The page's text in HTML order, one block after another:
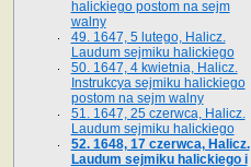
halickiego postom na sejm
walny
49. 1647, 5 lutego, Halicz.
Laudum sejmiku halickiego
50. 1647, 4 kwietnia, Halicz.
Instrukcya sejmiku halickiego
postom na sejm walny
51. 1647, 25 czerwca, Halicz.
Laudum sejmiku halickiego
52. 1648, 17 czerwca, Halicz.
Laudum sejmiku halickiego i